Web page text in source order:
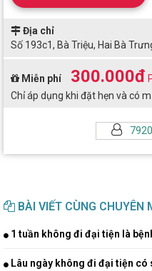
Địa chỉ
Số 193c1, Bà Triệu, Hai Bà
Miễn phí 300.000đ
Chỉ áp dụng khi đặt hẹn và có
BÀI VIẾT CÙNG CHUYÊN
1 tuần không đi đại tiện là
Lâu ngày không đi đại tiện có